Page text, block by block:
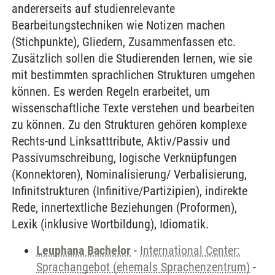
andererseits auf studienrelevante
Bearbeitungstechniken wie Notizen machen
(Stichpunkte), Gliedern, Zusammenfassen etc.
Zusätzlich sollen die Studierenden lernen, wie sie
mit bestimmten sprachlichen Strukturen umgehen
können. Es werden Regeln erarbeitet, um
wissenschaftliche Texte verstehen und bearbeiten
zu können. Zu den Strukturen gehören komplexe
Rechts-und Linksatttribute, Aktiv/Passiv und
Passivumschreibung, logische Verknüpfungen
(Konnektoren), Nominalisierung/ Verbalisierung,
Infinitstrukturen (Infinitive/Partizipien), indirekte
Rede, innertextliche Beziehungen (Proformen),
Lexik (inklusive Wortbildung), Idiomatik.
Leuphana Bachelor - International Center:
Sprachangebot (ehemals Sprachenzentrum) -